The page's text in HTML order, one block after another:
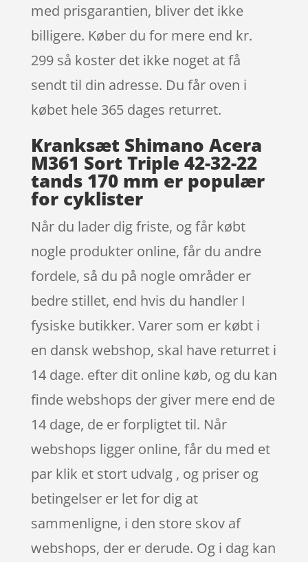
med prisgarantien, bliver det ikke
billigere. Køber du for mere end kr.
299 så koster det ikke noget at få
sendt til din adresse. Du får oven i
købet hele 365 dages returret.
Kranksæt Shimano Acera
M361 Sort Triple 42-32-22
tands 170 mm er populær
for cyklister
Når du lader dig friste, og får købt
nogle produkter online, får du andre
fordele, så du på nogle områder er
bedre stillet, end hvis du handler I
fysiske butikker. Varer som er købt i
en dansk webshop, skal have returret i
14 dage. efter dit online køb, og du kan
finde webshops der giver mere end de
14 dage, de er forpligtet til. Når
webshops ligger online, får du med et
par klik et stort udvalg , og priser og
betingelser er let for dig at
sammenligne, i den store skov af
webshops, der er derude. Og i dag kan